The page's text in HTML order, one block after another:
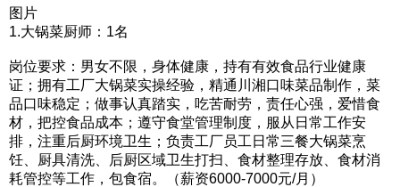
图片
1.大锅菜厨师：1名
岗位要求：男女不限，身体健康，持有有效食品行业健康
证；拥有工厂大锅菜实操经验，精通川湘口味菜品制作，菜
品口味稳定；做事认真踏实，吃苦耐劳，责任心强，爱惜食
材，把控食品成本；遵守食堂管理制度，服从日常工作安
排，注重后厨环境卫生；负责工厂员工日常三餐大锅菜烹
饪、厨具清洗、后厨区域卫生打扫、食材整理存放、食材消
耗管控等工作，包食宿。（薪资6000-7000元/月）